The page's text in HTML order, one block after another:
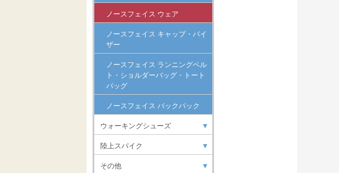
ノースフェイス ウェア
ノースフェイス キャップ・バイ
ザー
ノースフェイス ランニングベル
ト・ショルダーバッグ・トート
バッグ
ノースフェイス バックパック
ウォーキングシューズ ▼
陸上スパイク ▼
その他 ▼